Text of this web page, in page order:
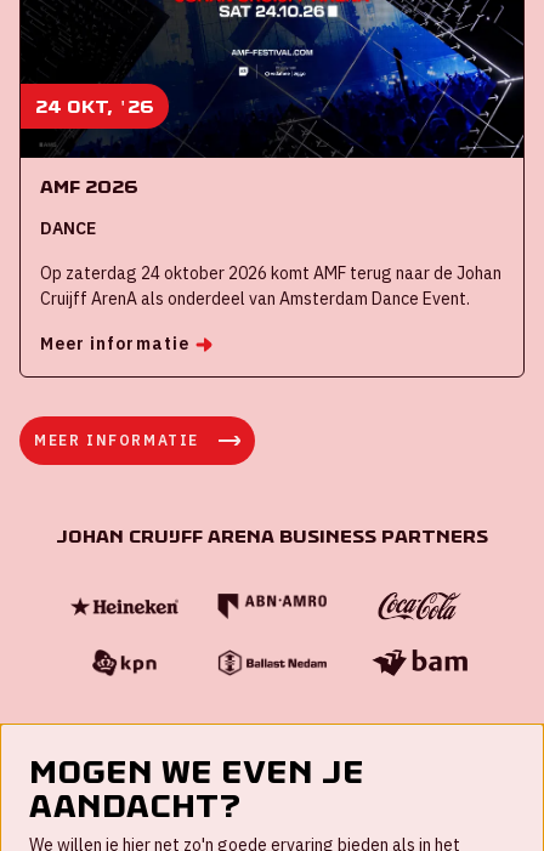
24 okt, '26
AMF 2026
DANCE
Op zaterdag 24 oktober 2026 komt AMF terug naar de Johan
Cruijff ArenA als onderdeel van Amsterdam Dance Event.
Meer informatie
MEER INFORMATIE
Johan Cruijff ArenA Business Partners
Mogen we even je
aandacht?
We willen je hier net zo'n goede ervaring bieden als in het